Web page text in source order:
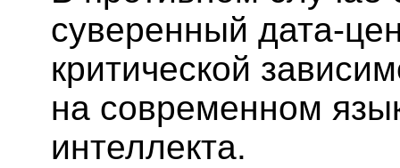
суверенный дата-
критической
на современном
интеллекта.